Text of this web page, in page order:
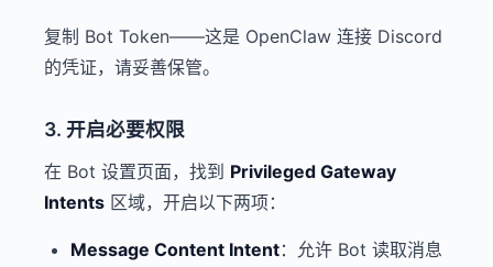
复制 Bot Token——这是 OpenClaw 连接 Discord
的凭证，请妥善保管。
3. 开启必要权限
在 Bot 设置页面，找到 Privileged Gateway
Intents 区域，开启以下两项：
Message Content Intent：允许 Bot 读取消息